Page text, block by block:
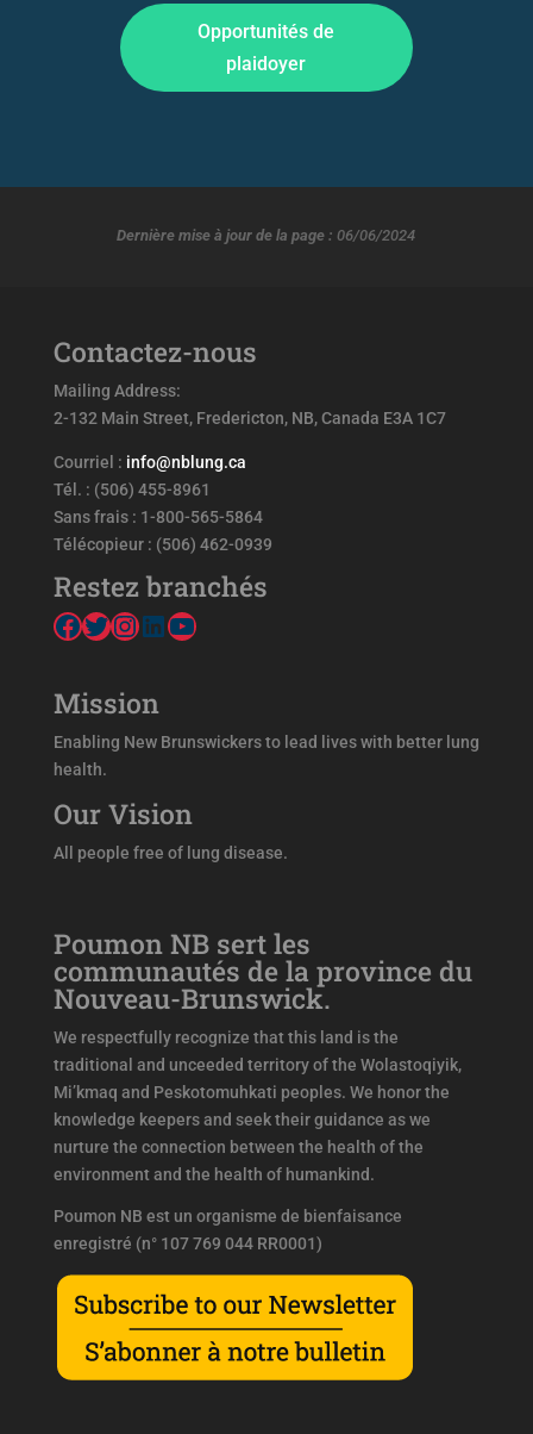
Opportunités de
plaidoyer
Dernière mise à jour de la page : 06/06/2024
Contactez-nous
Mailing Address:
2-132 Main Street, Fredericton, NB, Canada E3A 1C7
Courriel : info@nblung.ca
Tél. : (506) 455-8961
Sans frais : 1-800-565-5864
Télécopieur : (506) 462-0939
Restez branchés
Facebook
Twitter
Instagram
LinkedIn
YouTube
Mission
Enabling New Brunswickers to lead lives with better lung
health.
Our Vision
All people free of lung disease.
Poumon NB sert les
communautés de la province du
Nouveau-Brunswick.
We respectfully recognize that this land is the
traditional and unceeded territory of the Wolastoqiyik,
Mi’kmaq and Peskotomuhkati peoples. We honor the
knowledge keepers and seek their guidance as we
nurture the connection between the health of the
environment and the health of humankind.
Poumon NB est un organisme de bienfaisance
enregistré (n° 107 769 044 RR0001)